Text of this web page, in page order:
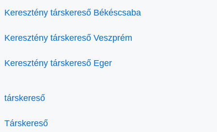
Keresztény társkereső Békéscsaba
Keresztény társkereső Veszprém
Keresztény társkereső Eger
társkereső
Társkereső